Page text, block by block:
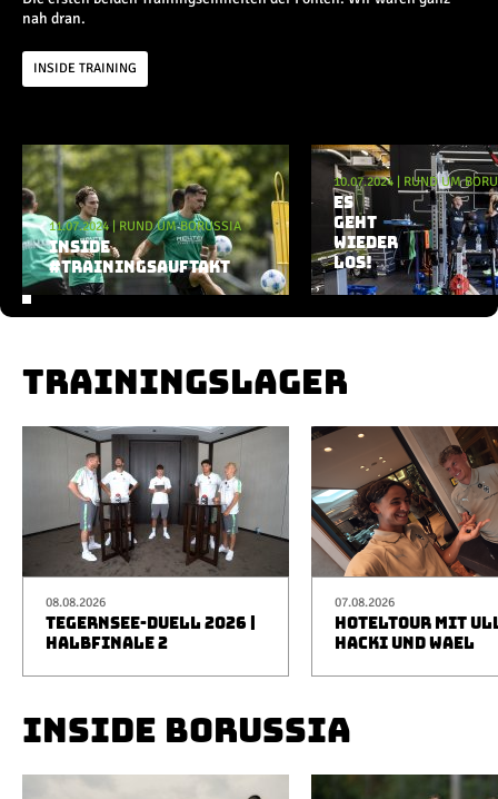
Testspiele
News
Interviews
Pressekonferenzen
Rund um Borussia
Trainingslager
Alle Videos
nah dran.
INSIDE TRAINING
Aktuelle Playlist
11.07.2024 |RUND UM BORUSSIA
INSIDE
#TRAININGSAUFTAKT
10.07.2024 RUND UM
ES
GEHT
WIEDER
LOS!
TRAININGSLAGER
08.08.2026
TEGERNSEE-DUELL 2026 |
HALBFINALE 2
07.08.2026
HOTELTOUR MIT
HACKI UND WAEL
INSIDE BORUSSIA